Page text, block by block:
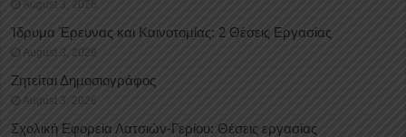
August 3, 2026
Ίδρυμα Έρευνας και Καινοτομίας: 2 Θέσεις Εργασίας
August 3, 2026
Ζητείται Δημοσιογράφος
August 3, 2026
Σχολική Εφορεία Λατσιών-Γερίου: Θέσεις εργασίας